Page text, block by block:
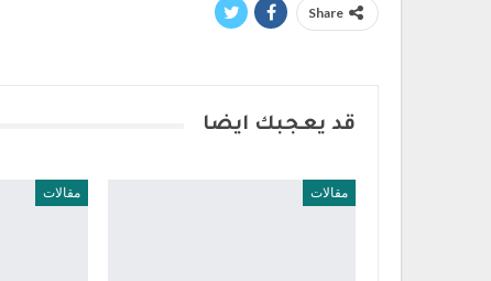
Share
قد يعجبك ايضا
مقالات مقالات